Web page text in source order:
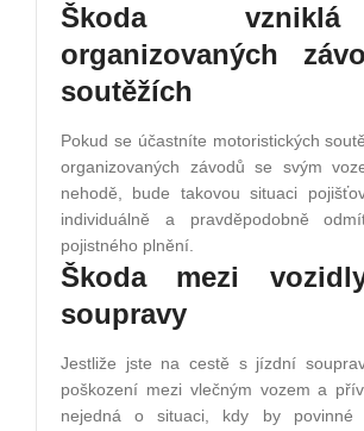
Škoda
organizovaných
soutěžích
Pokud se účastníte motoristických
organizovaných závodů se svým
nehodě, bude takovou situaci
individuálně a pravděpodobně
pojistného plnění.
Škoda mezi
soupravy
Jestliže jste na cestě s jízdní
poškození mezi vlečným vozem a
nejedná o situaci, kdy by povinné